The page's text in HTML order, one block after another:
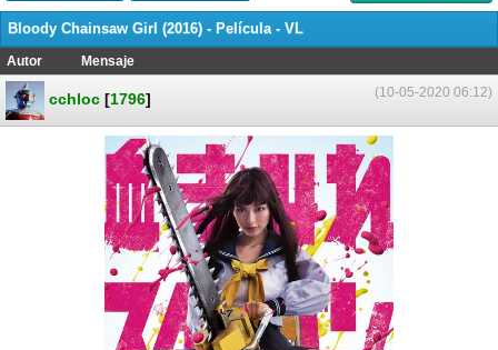
Bloody Chainsaw Girl (2016) - Película - VL
Autor
Mensaje
(10-05-2020 06:12)
cchloc [1796]